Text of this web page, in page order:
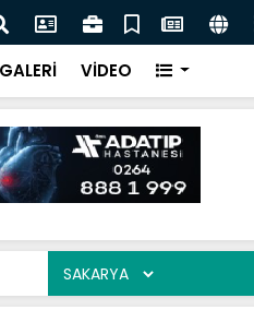
Hattının Güzergâhı
GALERİ VİDEO